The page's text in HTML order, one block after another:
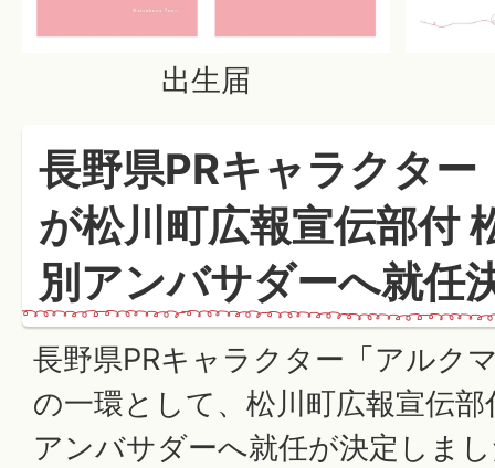
出生届
長野県PRキャラクター
が松川町広報宣伝部付
別アンバサダーへ就任
長野県PRキャラクター「アルク
の一環として、松川町広報宣伝
アンバサダーへ就任が決定しま